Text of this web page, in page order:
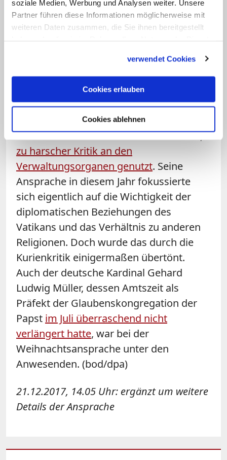
soziale Medien, Werbung und Analysen weiter. Unsere
Partner führen diese Informationen möglicherweise mit
weiteren Daten zusammen, die Sie ihnen bereitgestellt
verwendet Cookies
Cookies erlauben
Cookies ablehnen
Über seine Erneuerungsversuche im
Vatikan sagte Franziskus: "In Rom
ägyptische Sphinx mit einer Zahnbürste
zu putzen."
Franziskus hatte bereits in den Vorjahren
die Ansprachen vor der Kurie, an der
immer zahlreiche Kardinäle teilnehmen,
zu harscher Kritik an den
Verwaltungsorganen genutzt. Seine
Ansprache in diesem Jahr fokussierte
sich eigentlich auf die Wichtigkeit der
diplomatischen Beziehungen des
Vatikans und das Verhältnis zu anderen
Religionen. Doch wurde das durch die
Kurienkritik einigermaßen übertönt.
Auch der deutsche Kardinal Gehard
Ludwig Müller, dessen Amtszeit als
Präfekt der Glaubenskongregation der
Papst im Juli überraschend nicht
verlängert hatte, war bei der
Weihnachtsansprache unter den
Anwesenden. (bod/dpa)
21.12.2017, 14.05 Uhr: ergänzt um weitere
Details der Ansprache